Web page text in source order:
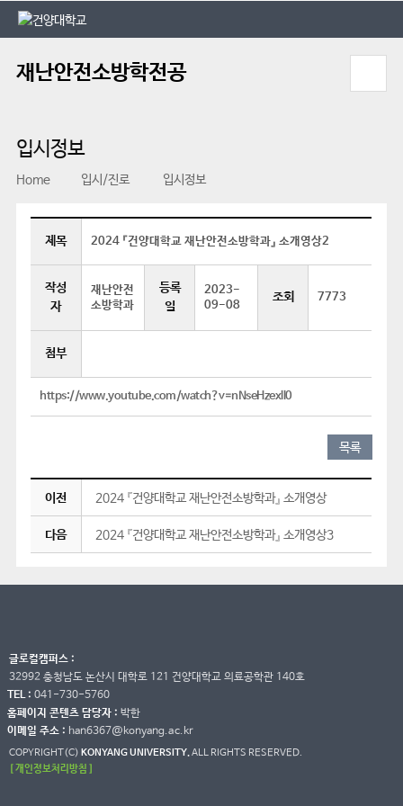
본문 바로가기
대메뉴 바로가기
재난안전소방학전공
입시정보
Home 입시/진로 입시정보
제목 2024 『건양대학교 재난안전소방학과』 소개영상2
작성
자
재난안전
소방학과
등록
일
2023-
09-08
조회 7773
첨부
https://www.youtube.com/watch?v=nNseHzexll0
목록
이전 2024 『건양대학교 재난안전소방학과』 소개영상
다음 2024 『건양대학교 재난안전소방학과』 소개영상3
글로컬캠퍼스 :
32992 충청남도 논산시 대학로 121 건양대학교 의료공학관 140호
TEL : 041-730-5760
홈페이지 콘텐츠 담당자 : 박한
이메일 주소 : han6367@konyang.ac.kr
COPYRIGHT(C) KONYANG UNIVERSITY.ALL RIGHTS RESERVED.
[ 개인정보처리방침 ]